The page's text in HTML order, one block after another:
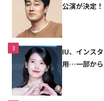
公演が決定！
3
IU、インス
用…一部か